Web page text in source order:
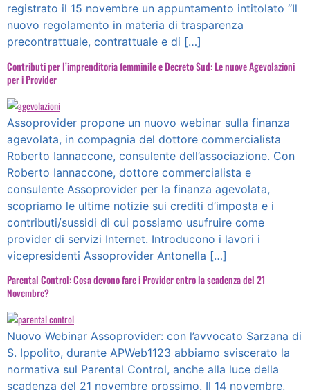
registrato il 15 novembre un appuntamento intitolato “Il
nuovo regolamento in materia di trasparenza
precontrattuale, contrattuale e di […]
Contributi per l’imprenditoria femminile e Decreto Sud: Le nuove Agevolazioni
per i Provider
Assoprovider propone un nuovo webinar sulla finanza
agevolata, in compagnia del dottore commercialista
Roberto Iannaccone, consulente dell’associazione. Con
Roberto Iannaccone, dottore commercialista e
consulente Assoprovider per la finanza agevolata,
scopriamo le ultime notizie sui crediti d’imposta e i
contributi/sussidi di cui possiamo usufruire come
provider di servizi Internet. Introducono i lavori i
vicepresidenti Assoprovider Antonella […]
Parental Control: Cosa devono fare i Provider entro la scadenza del 21
Novembre?
Nuovo Webinar Assoprovider: con l’avvocato Sarzana di
S. Ippolito, durante APWeb1123 abbiamo sviscerato la
normativa sul Parental Control, anche alla luce della
scadenza del 21 novembre prossimo. Il 14 novembre,